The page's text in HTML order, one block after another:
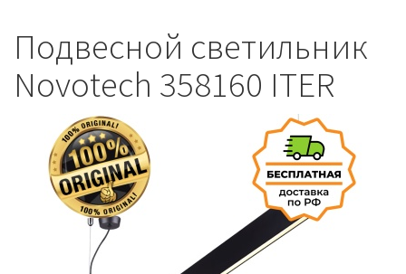
Подвесной светильник
Novotech 358160 ITER